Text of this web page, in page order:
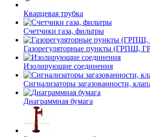
Кварцевая трубка
Счетчики газа, фильтры
Газорегуляторные пункты (ГРПШ,
Изолирующие соединения
Сигнализаторы загазованности,
Диаграммная бумага